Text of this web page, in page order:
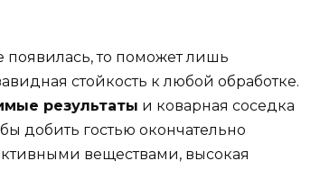
то поможет лишь
стойкость к любой обработке.
результаты и коварная соседка
добить гостью окончательно
веществами, высокая